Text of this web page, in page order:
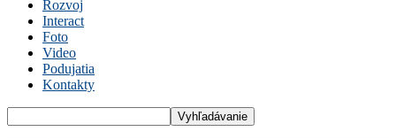
Rozvoj
Interact
Foto
Video
Podujatia
Kontakty